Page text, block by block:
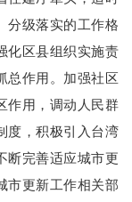
分级落实的工作格
化区县组织实施责
总作用。加强社区
作用，调动人民群
度，积极引入台湾
断完善适应城市更
市更新工作相关部